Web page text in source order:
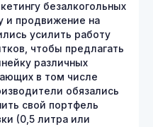
безалкогольных
и продвижение на
усилить работу
чтобы предлагать
различных
в том числе
обязались
свой портфель
(0,5 литра или